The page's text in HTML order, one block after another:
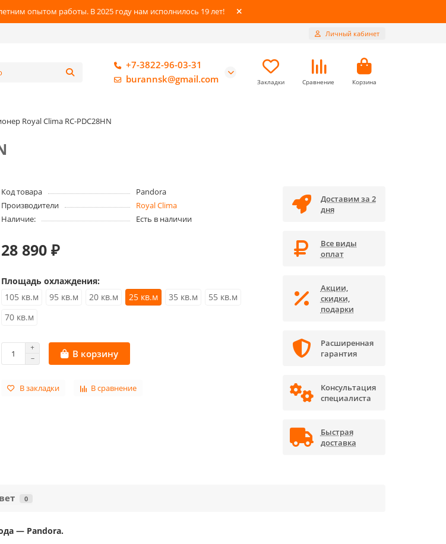
опытом работы. В 2025 году нам исполнилось 19 лет!
Личный кабинет
+7-3822-96-03-31
burannsk@gmail.com
Закладки Сравнение Корзина
Royal Clima RC-PDC28HN
Код товара
Pandora
Производители
Royal Clima
Наличие:
Есть в наличии
28 890 ₽
Площадь охлаждения:
105 кв.м
95 кв.м 20 кв.м 25 кв.м 35 кв.м
55 кв.м
70 кв.м
В корзину
В закладки В сравнение
Доставим за 2
дня
Все виды
оплат
Акции,
скидки,
подарки
Расширенная
гарантия
Консультация
специалиста
Быстрая
доставка
0
— Pandora.